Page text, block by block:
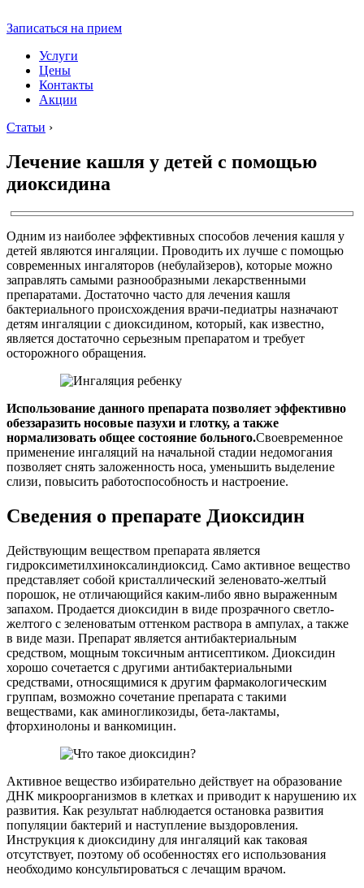
Записаться на прием
Услуги
Цены
Контакты
Акции
Статьи ›
Лечение кашля у детей с помощью
диоксидина
Одним из наиболее эффективных способов лечения кашля у
детей являются ингаляции. Проводить их лучше с помощью
современных ингаляторов (небулайзеров), которые можно
заправлять самыми разнообразными лекарственными
препаратами. Достаточно часто для лечения кашля
бактериального происхождения врачи-педиатры назначают
детям ингаляции с диоксидином, который, как известно,
является достаточно серьезным препаратом и требует
осторожного обращения.
Использование данного препарата позволяет эффективно
обеззаразить носовые пазухи и глотку, а также
нормализовать общее состояние больного.Своевременное
применение ингаляций на начальной стадии недомогания
позволяет снять заложенность носа, уменьшить выделение
слизи, повысить работоспособность и настроение.
Сведения о препарате Диоксидин
Действующим веществом препарата является
гидроксиметилхиноксалиндиоксид. Само активное вещество
представляет собой кристаллический зеленовато-желтый
порошок, не отличающийся каким-либо явно выраженным
запахом. Продается диоксидин в виде прозрачного светло-
желтого с зеленоватым оттенком раствора в ампулах, а также
в виде мази. Препарат является антибактериальным
средством, мощным токсичным антисептиком. Диоксидин
хорошо сочетается с другими антибактериальными
средствами, относящимися к другим фармакологическим
группам, возможно сочетание препарата с такими
веществами, как аминогликозиды, бета-лактамы,
фторхинолоны и ванкомицин.
Активное вещество избирательно действует на образование
ДНК микроорганизмов в клетках и приводит к нарушению их
развития. Как результат наблюдается остановка развития
популяции бактерий и наступление выздоровления.
Инструкция к диоксидину для ингаляций как таковая
отсутствует, поэтому об особенностях его использования
необходимо консультироваться с лечащим врачом.